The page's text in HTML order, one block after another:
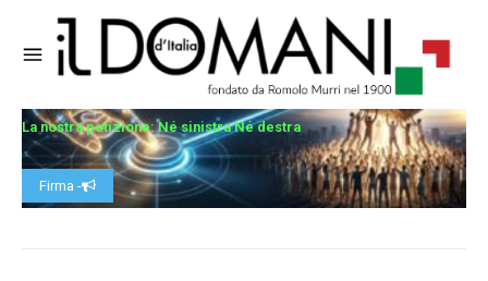
La nostra petizione: Né sinistra Né destra
Firma -